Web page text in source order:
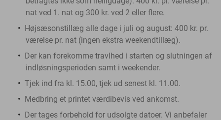
nat ved 1. nat og 300 kr. ved 2 eller flere.
Højsæsonstillæg alle dage i juli og august: 400 kr. pr.
værelse pr. nat (ingen ekstra weekendtillæg).
Der kan forekomme travlhed i starten og slutningen af
indløsningsperioden samt i weekender.
Tjek ind fra kl. 15.00, tjek ud senest kl. 11.00.
Medbring et printet værdibevis ved ankomst.
Der tages forbehold for udsolgte datoer. Vi anbefaler